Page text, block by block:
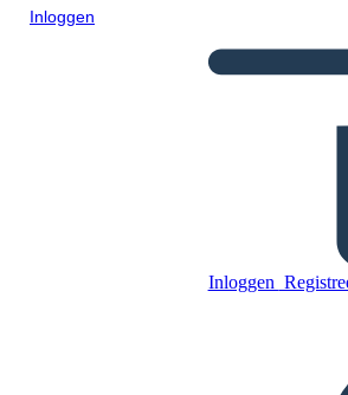
Inloggen
Inloggen
Kopieer dit
DIAVOORSTELLING